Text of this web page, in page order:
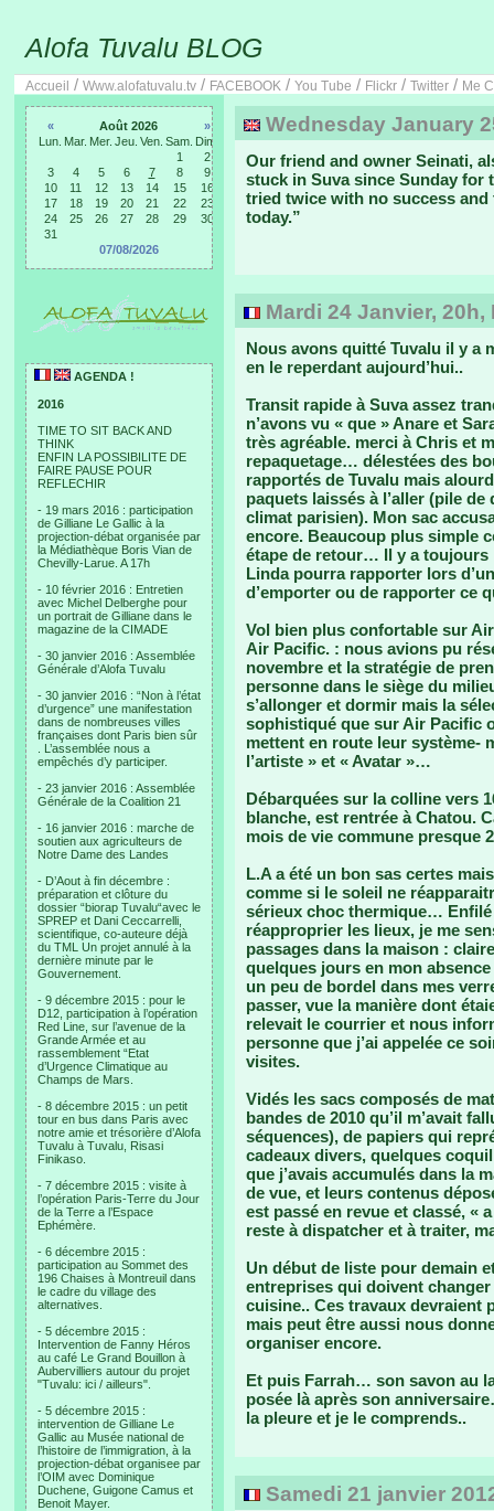
Alofa Tuvalu BLOG
Accueil / Www.alofatuvalu.tv / FACEBOOK / You Tube / Flickr / Twitter / Me
« Août 2026
»
Lun. Mar. Mer. Jeu. Ven. Sam. Dim.
1
2
3
4 5 6 7 8
9
10
11 12 13 14 15
16
17
18 19 20 21 22
23
24
25 26 27 28 29
30
31
07/08/2026
AGENDA !
2016
TIME TO SIT BACK AND
THINK
ENFIN LA POSSIBILITE DE
FAIRE PAUSE POUR
REFLECHIR
- 19 mars 2016 : participation
de Gilliane Le Gallic à la
projection-débat organisée par
la Médiathèque Boris Vian de
Chevilly-Larue. A 17h
- 10 février 2016 : Entretien
avec Michel Delberghe pour
un portrait de Gilliane dans le
magazine de la CIMADE
- 30 janvier 2016 : Assemblée
Générale d’Alofa Tuvalu
- 30 janvier 2016 : “Non à l’état
d’urgence” une manifestation
dans de nombreuses villes
françaises dont Paris bien sûr
. L’assemblée nous a
empêchés d’y participer.
- 23 janvier 2016 : Assemblée
Générale de la Coalition 21
- 16 janvier 2016 : marche de
soutien aux agriculteurs de
Notre Dame des Landes
- D’Aout à fin décembre :
préparation et clôture du
dossier “biorap Tuvalu“avec le
SPREP et Dani Ceccarrelli,
scientifique, co-auteure déjà
du TML Un projet annulé à la
dernière minute par le
Gouvernement.
- 9 décembre 2015 : pour le
D12, participation à l’opération
Red Line, sur l’avenue de la
Grande Armée et au
rassemblement “Etat
d’Urgence Climatique au
Champs de Mars.
- 8 décembre 2015 : un petit
tour en bus dans Paris avec
notre amie et trésorière d’Alofa
Tuvalu à Tuvalu, Risasi
Finikaso.
- 7 décembre 2015 : visite à
l’opération Paris-Terre du Jour
de la Terre a l’Espace
Ephémère.
- 6 décembre 2015 :
participation au Sommet des
196 Chaises à Montreuil dans
le cadre du village des
alternatives.
- 5 décembre 2015 :
Intervention de Fanny Héros
au café Le Grand Bouillon à
Aubervilliers autour du projet
"Tuvalu: ici / ailleurs".
- 5 décembre 2015 :
intervention de Gilliane Le
Gallic au Musée national de
l’histoire de l’immigration, à la
projection-débat organisee par
l’OIM avec Dominique
Duchene, Guigone Camus et
Benoit Mayer.
Wednesday January
Our friend and owner Seinati,
stuck in Suva since Sunday for
tried twice with no success
today.”
Mardi 24 Janvier,
Nous avons quitté Tuvalu il y a
en le reperdant aujourd’hui..
Transit rapide à Suva assez
n’avons vu « que » Anare et
très agréable. merci à Chris et
repaquetage… délestées des
rapportés de Tuvalu mais
paquets laissés à l’aller (pile
climat parisien). Mon sac
encore. Beaucoup plus simple
étape de retour… Il y a toujours
Linda pourra rapporter lors
d’emporter ou de rapporter ce
Vol bien plus confortable sur
Air Pacific. : nous avions pu
novembre et la stratégie de
personne dans le siège du
s’allonger et dormir mais la
sophistiqué que sur Air Pacific
mettent en route leur système-
l’artiste » et « Avatar »…
Débarquées sur la colline vers
blanche, est rentrée à Chatou.
mois de vie commune presque
L.A a été un bon sas certes
comme si le soleil ne
sérieux choc thermique… Enfilé
réapproprier les lieux, je me
passages dans la maison :
quelques jours en mon
un peu de bordel dans mes
passer, vue la manière dont
relevait le courrier et nous
personne que j’ai appelée ce
visites.
Vidés les sacs composés de
bandes de 2010 qu’il m’avait
séquences), de papiers qui
cadeaux divers, quelques
que j’avais accumulés dans la
de vue, et leurs contenus
est passé en revue et classé, «
reste à dispatcher et à traiter,
Un début de liste pour demain
entreprises qui doivent
cuisine.. Ces travaux devraient
mais peut être aussi nous
organiser encore.
Et puis Farrah… son savon au
posée là après son
la pleure et je le comprends..
Samedi 21 janvier